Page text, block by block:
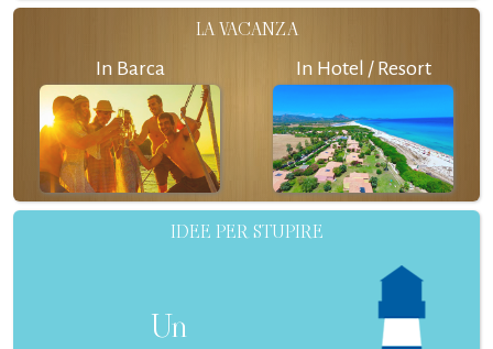
LA VACANZA
In Barca In Hotel / Resort
IDEE PER STUPIRE
Un